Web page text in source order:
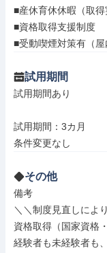
■産休育休休暇（取得
■資格取得支援制度
■受動喫煙対策有（屋
試用期間
試用期間あり
試用期間：3カ月
条件変更なし
その他
備考
＼＼制度見直しによ
資格取得（国家資格
経験者も未経験者も